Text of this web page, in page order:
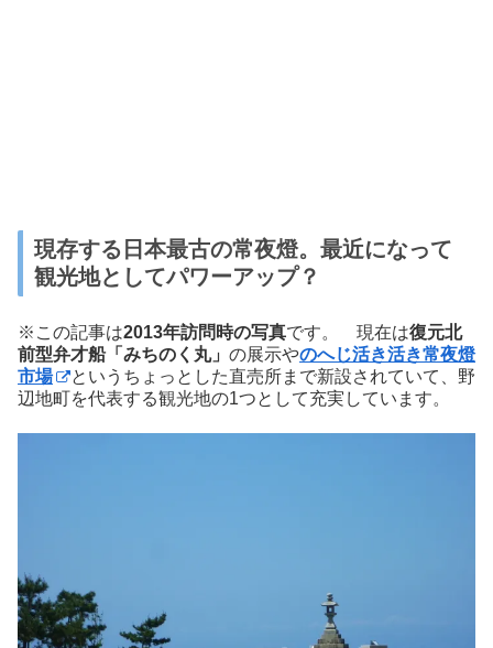
現存する日本最古の常夜燈。最近になって
観光地としてパワーアップ？
※この記事は2013年訪問時の写真です。 現在は復元北
前型弁才船「みちのく丸」 の展示やのへじ活き活き常夜燈
市場
というちょっとした直売所まで新設されていて、野
辺地町を代表する観光地の1つとして充実しています。